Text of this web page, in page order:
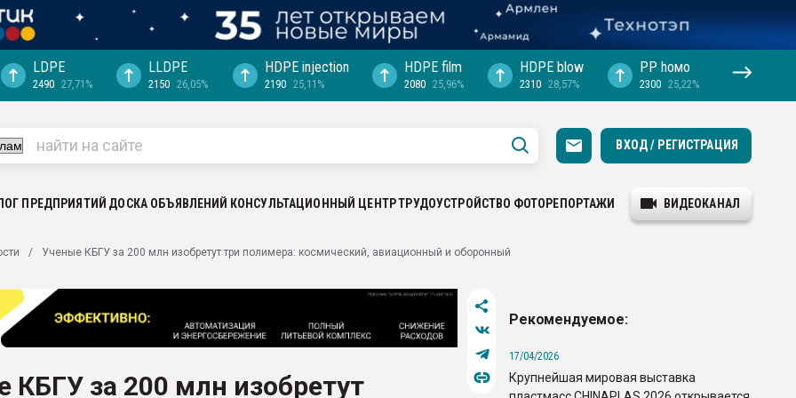
выходит на
рынке
LDPE
2490 27,71%
LLDPE
2150 26,05%
HDPE injection
2190 25,11%
HDPE film
2080 25,96%
HDPE blow
2310 28,57%
PP hомо
2300 25,22%
ВХОД / РЕГИСТРАЦИЯ
ПРЕДПРИЯТИЙ ДОСКА ОБЪЯВЛЕНИЙ КОНСУЛЬТАЦИОННЫЙ ЦЕНТРТРУДОУСТРОЙСТВО ФОТОРЕПОРТАЖИ ВИДЕОКАНАЛ
Ученые КБГУ за 200 млн изобретут три полимера: космический, авиационный и оборонный
КБГУ за 200 млн изобретут
Рекомендуемое:
17/04/2026
Крупнейшая мировая выставка